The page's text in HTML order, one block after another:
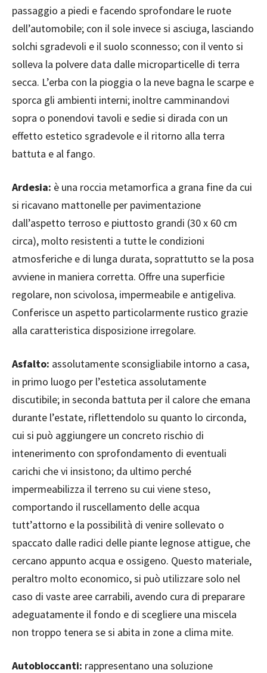
passaggio a piedi e facendo sprofondare le ruote
dell’automobile; con il sole invece si asciuga, lasciando
solchi sgradevoli e il suolo sconnesso; con il vento si
solleva la polvere data dalle microparticelle di terra
secca. L’erba con la pioggia o la neve bagna le scarpe e
sporca gli ambienti interni; inoltre camminandovi
sopra o ponendovi tavoli e sedie si dirada con un
effetto estetico sgradevole e il ritorno alla terra
battuta e al fango.
Ardesia: è una roccia metamorfica a grana fine da cui
si ricavano mattonelle per pavimentazione
dall’aspetto terroso e piuttosto grandi (30 x 60 cm
circa), molto resistenti a tutte le condizioni
atmosferiche e di lunga durata, soprattutto se la posa
avviene in maniera corretta. Offre una superficie
regolare, non scivolosa, impermeabile e antigeliva.
Conferisce un aspetto particolarmente rustico grazie
alla caratteristica disposizione irregolare.
Asfalto: assolutamente sconsigliabile intorno a casa,
in primo luogo per l’estetica assolutamente
discutibile; in seconda battuta per il calore che emana
durante l’estate, riflettendolo su quanto lo circonda,
cui si può aggiungere un concreto rischio di
intenerimento con sprofondamento di eventuali
carichi che vi insistono; da ultimo perché
impermeabilizza il terreno su cui viene steso,
comportando il ruscellamento delle acqua
tutt’attorno e la possibilità di venire sollevato o
spaccato dalle radici delle piante legnose attigue, che
cercano appunto acqua e ossigeno. Questo materiale,
peraltro molto economico, si può utilizzare solo nel
caso di vaste aree carrabili, avendo cura di preparare
adeguatamente il fondo e di scegliere una miscela
non troppo tenera se si abita in zone a clima mite.
Autobloccanti: rappresentano una soluzione